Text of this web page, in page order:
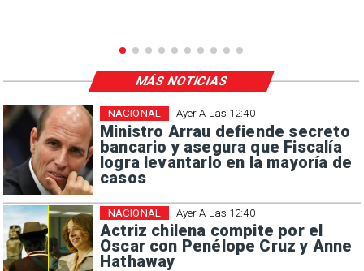
Ayer A Las 12:40
Ministro Arrau defiende secreto
bancario y asegura que Fiscalía
logra levantarlo en la mayoría de
casos
NACIONAL
Ayer A Las 12:40
Actriz chilena compite por el
Oscar con Penélope Cruz y Anne
Hathaway
NACIONAL
MÁS NOTICIAS